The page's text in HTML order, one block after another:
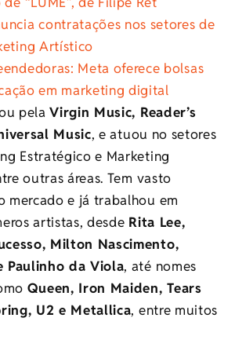
contratações nos setores de
Artístico
Meta oferece bolsas
em marketing digital
pelaVirgin Music, Reader’s
Music, e atuou no setores
Estratégico e Marketing
outras áreas. Tem vasto
mercado e já trabalhou em
artistas, desde Rita Lee,
Milton Nascimento,
Paulinho da Viola, até nomes
Queen, Iron Maiden, Tears
U2 e Metallica, entre muitos